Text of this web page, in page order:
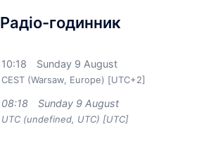
Радіо-годинник
10:18 Sunday 9 August
CEST (Warsaw, Europe) [UTC+2]
08:18 Sunday 9 August
UTC (undefined, UTC) [UTC]